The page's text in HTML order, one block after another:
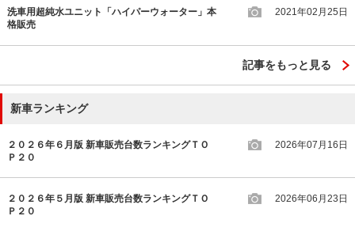
洗車用超純水ユニット「ハイパーウォーター」本
格販売
2021年02月25日
記事をもっと見る
新車ランキング
２０２６年６月版 新車販売台数ランキングＴＯ
Ｐ２０
2026年07月16日
２０２６年５月版 新車販売台数ランキングＴＯ
Ｐ２０
2026年06月23日